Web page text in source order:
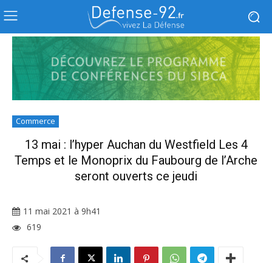
Commerce
13 mai : l’hyper Auchan du Westfield Les 4
Temps et le Monoprix du Faubourg de l’Arche
seront ouverts ce jeudi
11 mai 2021 à 9h41
619